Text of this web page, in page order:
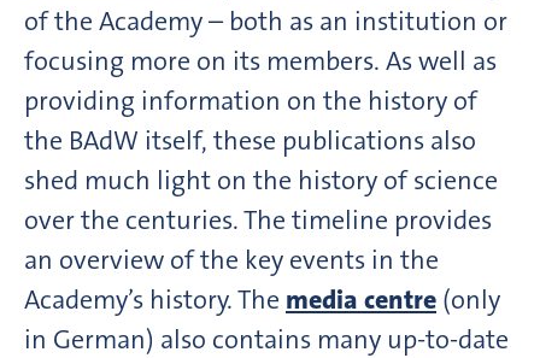
of the Academy – both as an institution or
focusing more on its members. As well as
providing information on the history of
the BAdW itself, these publications also
shed much light on the history of science
over the centuries. The timeline provides
an overview of the key events in the
Academy’s history. The media centre (only
in German) also contains many up-to-date